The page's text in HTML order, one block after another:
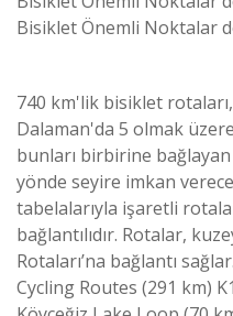
Bisiklet Önemli Noktalar
740 km'lik bisiklet
Dalaman'da 5 olmak
bunları birbirine
yönde seyire imkan
tabelalarıyla işaretli
bağlantılıdır. Rotalar,
Rotaları’na bağlantı
Cycling Routes (291 km)